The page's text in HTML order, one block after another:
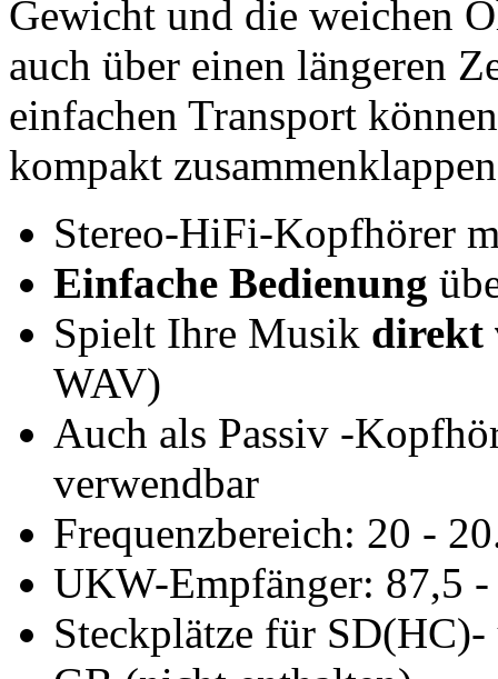
Gewicht und die weichen
auch über einen längeren
einfachen Transport
kompakt
Stereo-HiFi-Kopfhörer
Einfache Bedienung
Spielt Ihre Musik direkt
WAV)
Auch als Passiv -
verwendbar
Frequenzbereich: 20 -
UKW-Empfänger: 87,5
Steckplätze für